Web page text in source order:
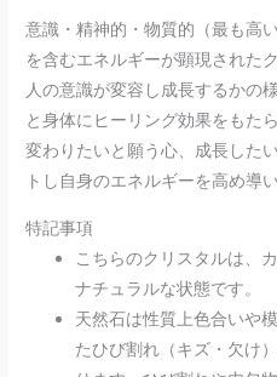
意識・精神的・物質的（最も高
を含むエネルギーが顕現された
人の意識が変容し成長するかの
と身体にヒーリング効果をもた
変わりたいと願う心、成長した
トし自身のエネルギーを高め導
特記事項
こちらのクリスタルは、
ナチュラルな状態です。
天然石は性質上色合いや
たひび割れ（キズ・欠け